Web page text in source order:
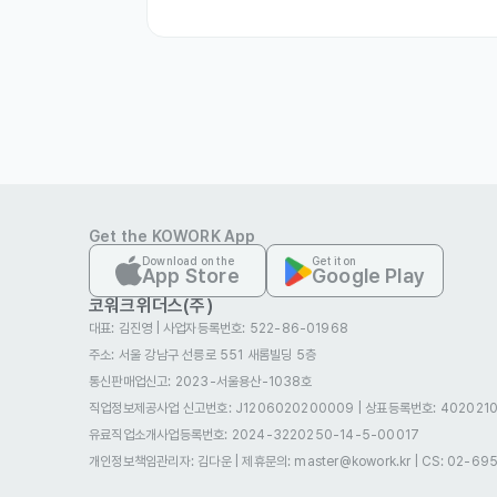
- Ownership
- Career and Education
- Criminal Defense
- A photo is required, so we appreciate
자격 요건
본사(서울 - 광화문)
- 캄보디아
Get the KOWORK App
Download on the
App Store
Get it on
Google Play
코워크위더스(주)
대표: 김진영
사업자등록번호: 522-86-01968
주소: 서울 강남구 선릉로 551 새롬빌딩 5층
통신판매업신고: 2023-서울용산-1038호
직업정보제공사업 신고번호: J1206020200009
상표등록번호:
유료직업소개사업등록번호: 2024-3220250-14-5-00017
개인정보책임관리자: 김다운|제휴문의: master@kowork.kr CS: 02-